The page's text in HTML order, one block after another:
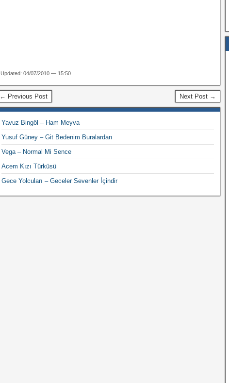
Updated: 04/07/2010 — 15:50
← Previous Post Next Post →
Yavuz Bingöl – Ham Meyva
Yusuf Güney – Git Bedenim Buralardan
Vega – Normal Mi Sence
Acem Kızı Türküsü
Gece Yolcuları – Geceler Sevenler İçindir